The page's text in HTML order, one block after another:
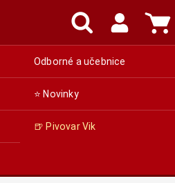
Odborné a učebnice
⭐ Novinky
🍺 Pivovar Vik